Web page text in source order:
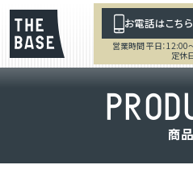
お電話はこちら
営業時間 平日：
定休
PROD
商品